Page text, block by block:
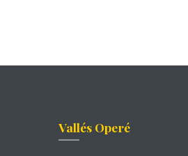
Vallés Operé